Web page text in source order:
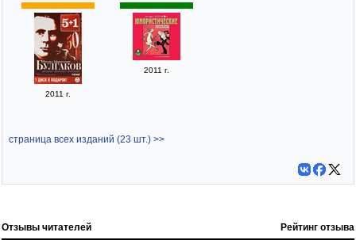
2011 г.
2011 г.
страница всех изданий (23 шт.) >>
Отзывы читателей Рейтинг отзыва